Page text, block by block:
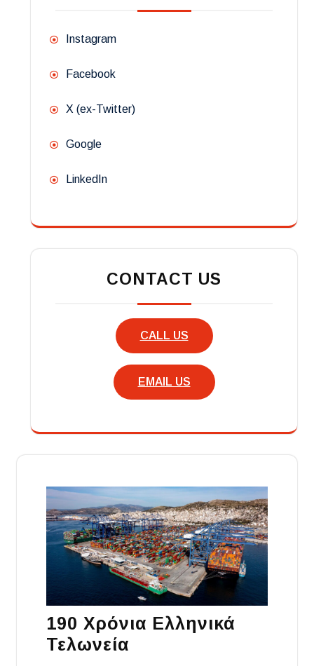
Instagram
Facebook
X (ex-Twitter)
Google
LinkedIn
CONTACT US
CALL US
EMAIL US
190 Χρόνια Ελληνικά
Τελωνεία